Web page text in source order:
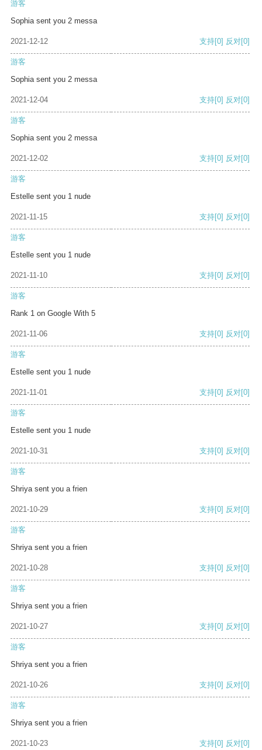
游客
Sophia sent you 2 messa
2021-12-12 支持[0] 反对[0]
游客
Sophia sent you 2 messa
2021-12-04 支持[0] 反对[0]
游客
Sophia sent you 2 messa
2021-12-02 支持[0] 反对[0]
游客
Estelle sent you 1 nude
2021-11-15 支持[0] 反对[0]
游客
Estelle sent you 1 nude
2021-11-10 支持[0] 反对[0]
游客
Rank 1 on Google With 5
2021-11-06 支持[0] 反对[0]
游客
Estelle sent you 1 nude
2021-11-01 支持[0] 反对[0]
游客
Estelle sent you 1 nude
2021-10-31 支持[0] 反对[0]
游客
Shriya sent you a frien
2021-10-29 支持[0] 反对[0]
游客
Shriya sent you a frien
2021-10-28 支持[0] 反对[0]
游客
Shriya sent you a frien
2021-10-27 支持[0] 反对[0]
游客
Shriya sent you a frien
2021-10-26 支持[0] 反对[0]
游客
Shriya sent you a frien
2021-10-23 支持[0] 反对[0]